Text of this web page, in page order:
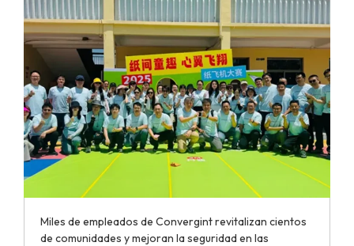
Miles de empleados de Convergint revitalizan cientos
de comunidades y mejoran la seguridad en las